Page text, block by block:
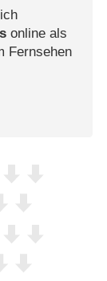
online als
Fernsehen